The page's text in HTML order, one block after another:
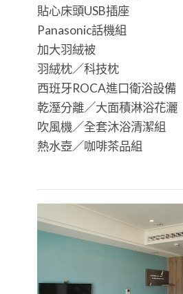
貼心床頭USB插座
Panasonic話機組
加大羽絨被
羽絨枕／科技枕
西班牙ROCA進口衛浴設備
乾溼分離／大面積淋浴花灑
吹風機／全套沐浴清潔組
熱水壺／咖啡茶品組